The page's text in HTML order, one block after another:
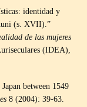
identidad y
(s. XVII).”
de las mujeres
(IDEA),
between 1549
8 (2004): 39-63.